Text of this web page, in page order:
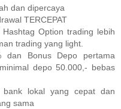
dan dipercaya
TERCEPAT
Option trading lebih
trading yang light.
dan Bonus Depo pertama
depo 50.000,- bebas
lokal yang cepat dan
sama